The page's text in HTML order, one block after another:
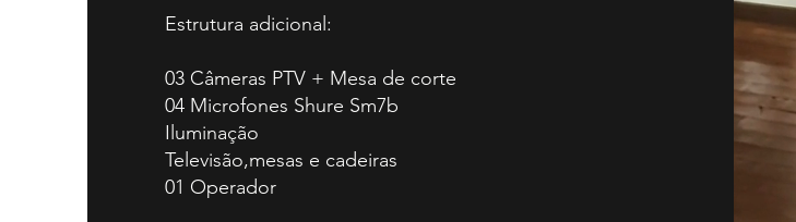
Estrutura adicional:
03 Câmeras PTV + Mesa de corte
04 Microfones Shure Sm7b
Iluminação
Televisão,mesas e cadeiras
01 Operador